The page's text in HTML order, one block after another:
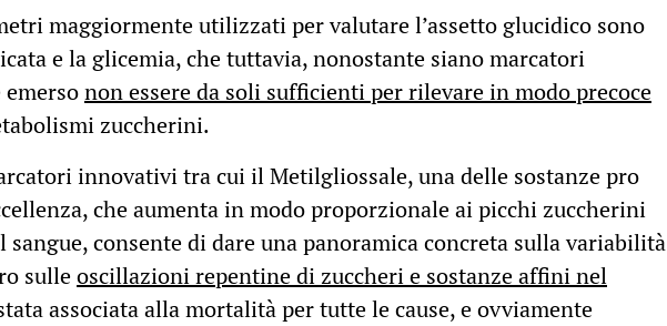
maggiormente utilizzati per valutare l’assetto glucidico sono
e la glicemia, che tuttavia, nonostante siano marcatori
non essere da soli sufficienti per rilevare in modo precoce
zuccherini.
innovativi tra cui il Metilgliossale, una delle sostanze pro
che aumenta in modo proporzionale ai picchi zuccherini
consente di dare una panoramica concreta sulla variabilità
sulleoscillazioni repentine di zuccheri e sostanze affini nel
associata alla mortalità per tutte le cause, e ovviamente